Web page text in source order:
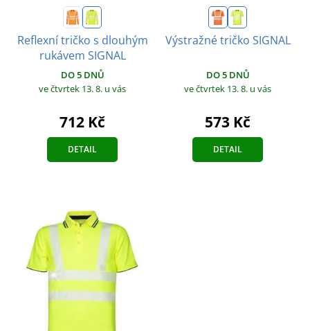
Reflexní tričko s dlouhým
rukávem SIGNAL
DO 5 DNŮ
ve čtvrtek 13. 8. u vás
712 Kč
DETAIL
Výstražné tričko SIGNAL
DO 5 DNŮ
ve čtvrtek 13. 8. u vás
573 Kč
DETAIL